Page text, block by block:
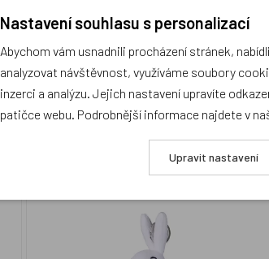
přívěsek na kroužku
Nastavení souhlasu s personalizací
Abychom vám usnadnili procházení stránek,
analyzovat návštěvnost, využíváme soubory
inzerci a analýzu. Jejich nastavení upravíte
patičce webu. Podrobnější informace najdete v
Upravit nastavení